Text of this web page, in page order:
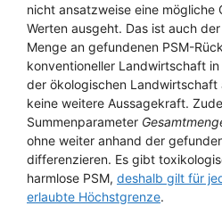
nicht ansatzweise eine mögliche
Werten ausgeht. Das ist auch
Menge an gefundenen PSM-
konventioneller Landwirtschaft
der ökologischen
keine weitere Aussagekraft.
Summenparameter
ohne weiter anhand der
differenzieren. Es gibt
harmlose PSM, deshalb gilt für
erlaubte Höchstgrenze.